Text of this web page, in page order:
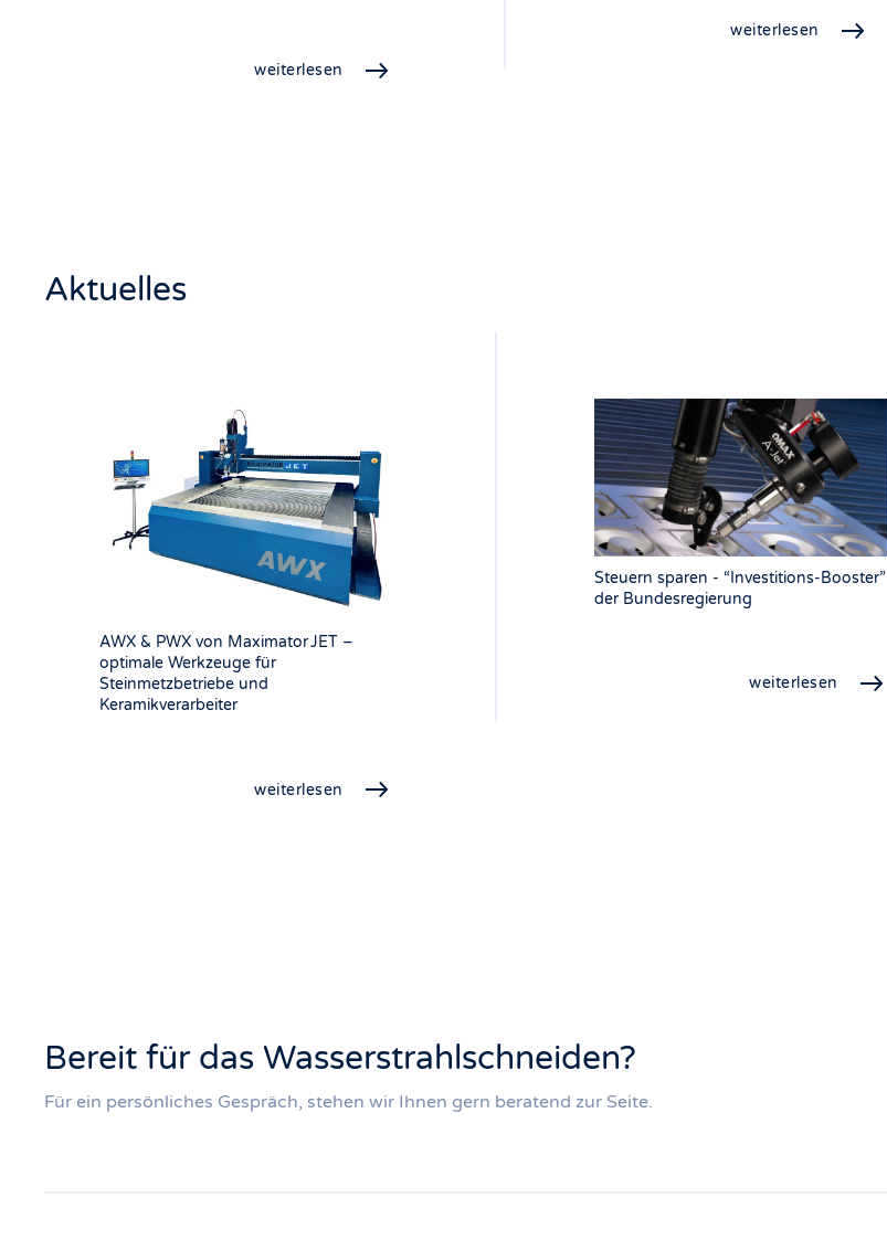
weiterlesen
weiterlesen
Aktuelles
AWX & PWX von Maximator JET –
optimale Werkzeuge für
Steinmetzbetriebe und
Keramikverarbeiter
weiterlesen
Steuern sparen - “Investitions-Booster”
der Bundesregierung
weiterlesen
Bereit für das Wasserstrahlschneiden?
Für ein persönliches Gespräch, stehen wir Ihnen gern beratend zur Seite.